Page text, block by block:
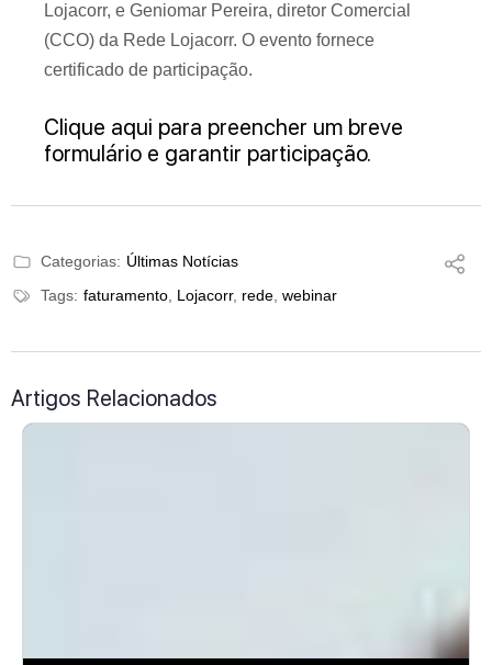
Lojacorr, e Geniomar Pereira, diretor Comercial
(CCO) da Rede Lojacorr. O evento fornece
certificado de participação.
Clique aqui para preencher um breve
formulário e garantir participação.
Categorias: Últimas Notícias
Tags: faturamento, Lojacorr, rede, webinar
Artigos Relacionados